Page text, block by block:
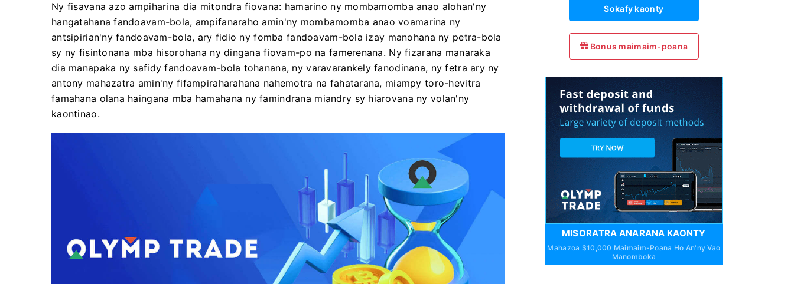
Ny fisavana azo ampiharina dia mitondra fiovana: hamarino ny mombamomba anao alohan'ny
hangatahana fandoavam-bola, ampifanaraho amin'ny mombamomba anao voamarina ny
antsipirian'ny fandoavam-bola, ary fidio ny fomba fandoavam-bola izay manohana ny petra-bola
sy ny fisintonana mba hisorohana ny dingana fiovam-po na famerenana. Ny fizarana manaraka
dia manapaka ny safidy fandoavam-bola tohanana, ny varavarankely fanodinana, ny fetra ary ny
antony mahazatra amin'ny fifampiraharahana nahemotra na fahatarana, miampy toro-hevitra
famahana olana haingana mba hamahana ny famindrana miandry sy hiarovana ny volan'ny
kaontinao.
Sokafy kaonty
Bonus maimaim-poana
MISORATRA ANARANA KAONTY
Mahazoa $10,000 Maimaim-Poana Ho An'ny Vao
Manomboka